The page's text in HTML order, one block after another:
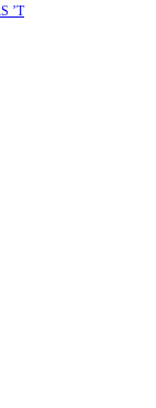
’T